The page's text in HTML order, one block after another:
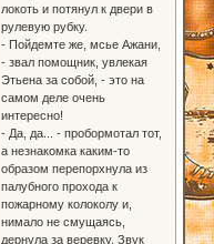
локоть и потянул к двери в
рулевую рубку.
- Пойдемте же, мсье Ажани,
- звал помощник, увлекая
Этьена за собой, - это на
самом деле очень
интересно!
- Да, да... - пробормотал тот,
а незнакомка каким-то
образом перепорхнула из
палубного прохода к
пожарному колоколу и,
нимало не смущаясь,
дернула за веревку. Звук